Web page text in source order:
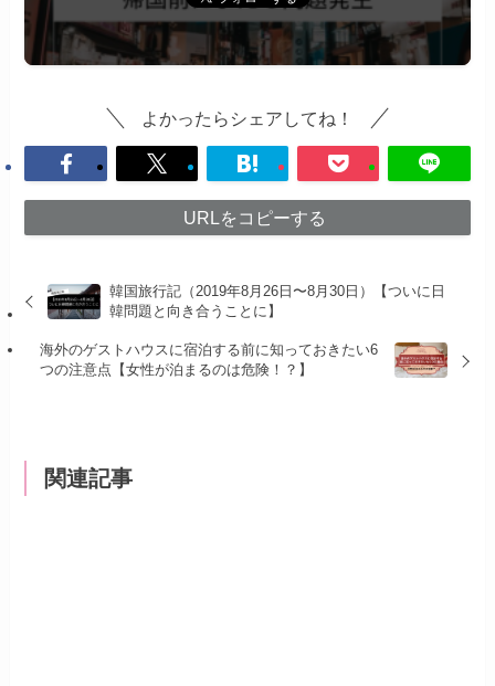
よかったらシェアしてね！
URLをコピーする
韓国旅行記（2019年8月26日〜8月30日）【ついに日
韓問題と向き合うことに】
海外のゲストハウスに宿泊する前に知っておきたい6
つの注意点【女性が泊まるのは危険！？】
関連記事